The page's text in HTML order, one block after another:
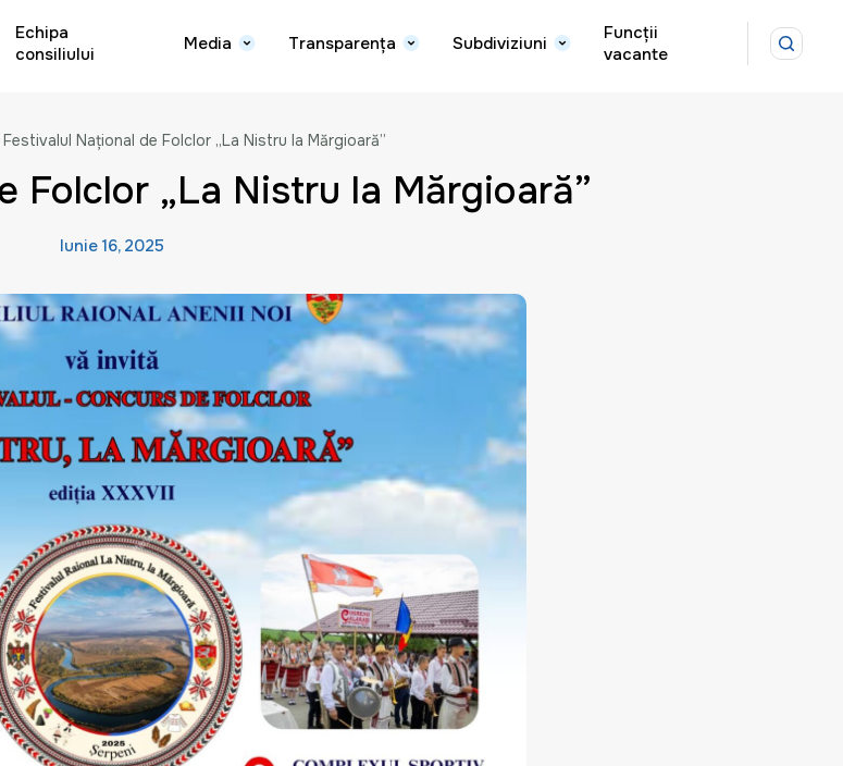
Echipa
consiliului
Media Transparența Subdiviziuni
Funcții
vacante
Festivalul Naţional de Folclor „La Nistru la Mărgioară”
Folclor „La Nistru la Mărgioară”
Iunie 16, 2025